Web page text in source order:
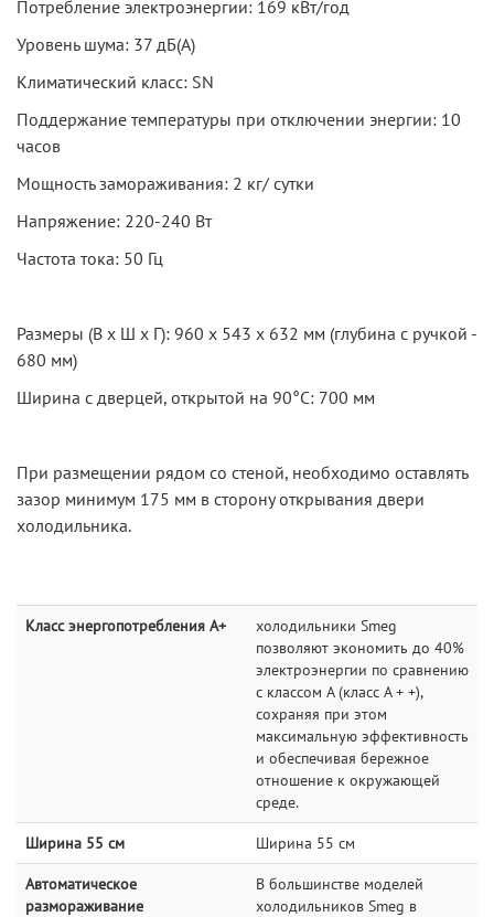
Потребление электроэнергии: 169 кВт/год
Уровень шума: 37 дБ(А)
Климатический класс: SN
Поддержание температуры при отключении энергии: 10
часов
Мощность замораживания: 2 кг/ сутки
Напряжение: 220-240 Вт
Частота тока: 50 Гц
Размеры (В х Ш х Г): 960 х 543 х 632 мм (глубина с ручкой -
680 мм)
Ширина с дверцей, открытой на 90°С: 700 мм
При размещении рядом со стеной, необходимо оставлять
зазор минимум 175 мм в сторону открывания двери
холодильника.
Класс энергопотребления A+
холодильники Smeg
позволяют экономить до 40%
электроэнергии по сравнению
с классом А (класс A + +),
сохраняя при этом
максимальную эффективность
и обеспечивая бережное
отношение к окружающей
среде.
Ширина 55 см Ширина 55 см
Автоматическое
размораживание
В большинстве моделей
холодильников Smeg в